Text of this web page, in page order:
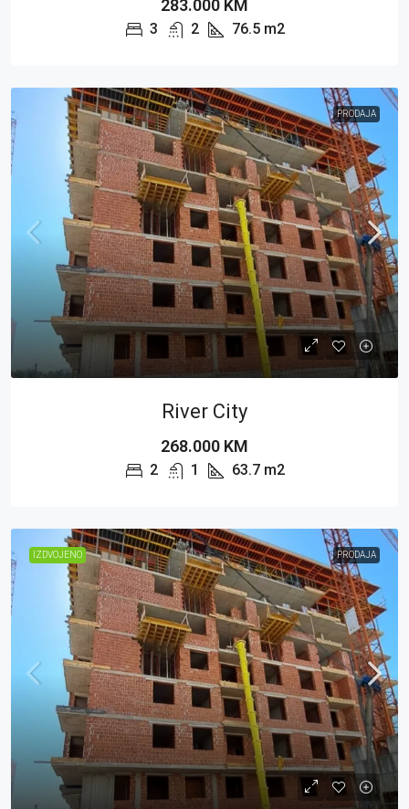
283.000 KM
3 2 76.5 m2
PRODAJA
River City
268.000 KM
2 1 63.7 m2
IZDVOJENO PRODAJA